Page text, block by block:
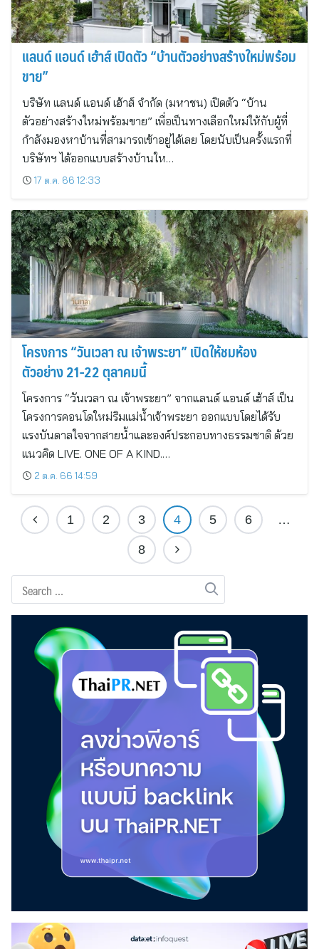
แลนด์ แอนด์ เฮ้าส์ เปิดตัว “บ้านตัวอย่างสร้างใหม่พร้อม
ขาย”
บริษัท แลนด์ แอนด์ เฮ้าส์ จำกัด (มหาชน) เปิดตัว “บ้าน
ตัวอย่างสร้างใหม่พร้อมขาย” เพื่อเป็นทางเลือกใหม่ให้กับผู้ที่
กำลังมองหาบ้านที่สามารถเข้าอยู่ได้เลย โดยนับเป็นครั้งแรกที่
บริษัทฯ ได้ออกแบบสร้างบ้านให…
17 ต.ค. 66 12:33
โครงการ “วันเวลา ณ เจ้าพระยา” เปิดให้ชมห้อง
ตัวอย่าง 21-22 ตุลาคมนี้
โครงการ “วันเวลา ณ เจ้าพระยา” จากแลนด์ แอนด์ เฮ้าส์ เป็น
โครงการคอนโดใหม่ริมแม่น้ำเจ้าพระยา ออกแบบโดยได้รับ
แรงบันดาลใจจากสายน้ำและองค์ประกอบทางธรรมชาติ ด้วย
แนวคิด LIVE. ONE OF A KIND.…
2 ต.ค. 66 14:59
1 2 3 4 5 6 …
8